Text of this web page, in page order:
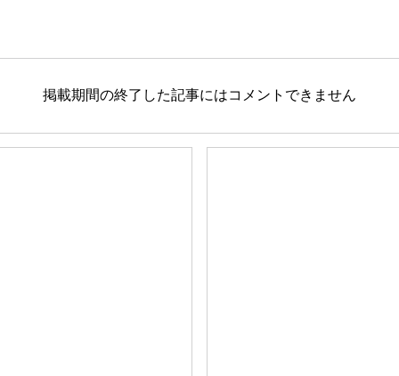
掲載期間の終了した記事にはコメントできません